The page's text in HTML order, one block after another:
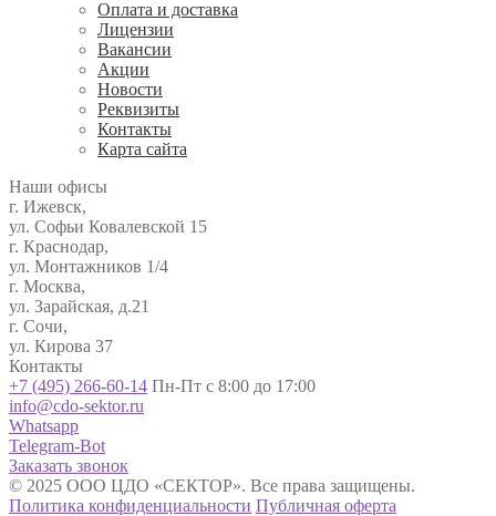
Оплата и доставка
Лицензии
Вакансии
Акции
Новости
Реквизиты
Контакты
Карта сайта
Наши офисы
г. Ижевск,
ул. Софьи Ковалевской 15
г. Краснодар,
ул. Монтажников 1/4
г. Москва,
ул. Зарайская, д.21
г. Сочи,
ул. Кирова 37
Контакты
+7 (495) 266-60-14 Пн-Пт с 8:00 до 17:00
info@cdo-sektor.ru
Whatsapp
Telegram-Bot
Заказать звонок
© 2025 ООО ЦДО «СЕКТОР». Все права защищены.
Политика конфиденциальности Публичная оферта